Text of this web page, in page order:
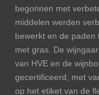
begonnen met
middelen werden
bewerkt en de paden
met gras. De
van HVE en de
gecertificeerd, met
op het etiket van de